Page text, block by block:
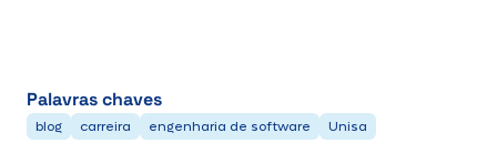
Palavras chaves
blog carreira engenharia de software Unisa